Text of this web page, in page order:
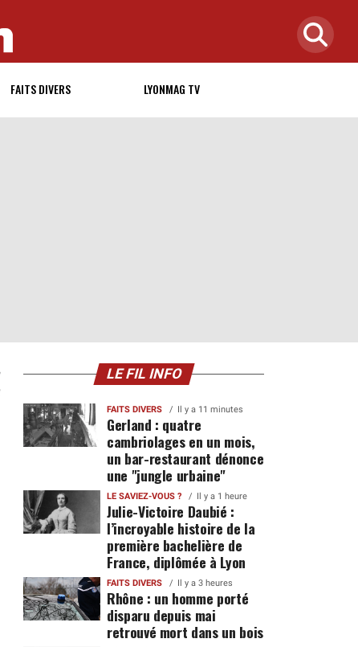
FAITS DIVERS LYONMAG TV
LE FIL INFO
FAITS DIVERS Il y a 11 minutes
Gerland : quatre
cambriolages en un mois,
un bar-restaurant dénonce
une "jungle urbaine"
LE SAVIEZ-VOUS ? Il y a 1 heure
Julie-Victoire Daubié :
l’incroyable histoire de la
première bachelière de
France, diplômée à Lyon
FAITS DIVERS Il y a 3 heures
Rhône : un homme porté
disparu depuis mai
retrouvé mort dans un bois